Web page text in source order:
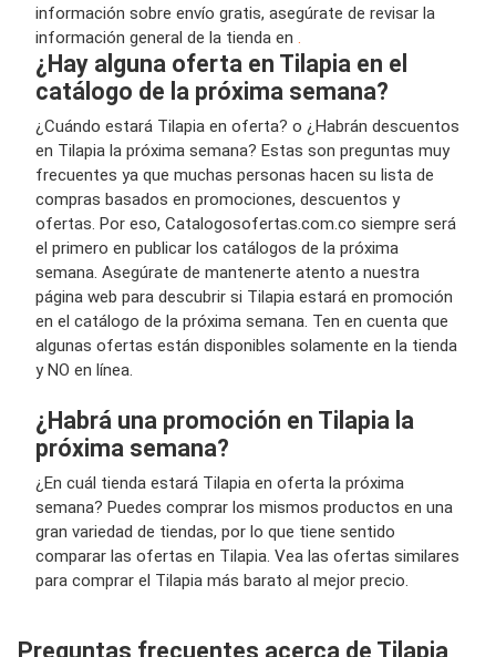
información sobre envío gratis, asegúrate de revisar la
información general de la tienda en
¿Hay alguna oferta en Tilapia en el
catálogo de la próxima semana?
¿Cuándo estará Tilapia en oferta? o ¿Habrán descuentos
en Tilapia la próxima semana? Estas son preguntas muy
frecuentes ya que muchas personas hacen su lista de
compras basados en promociones, descuentos y
ofertas. Por eso, Catalogosofertas.com.co siempre será
el primero en publicar los catálogos de la próxima
semana. Asegúrate de mantenerte atento a nuestra
página web para descubrir si Tilapia estará en promoción
en el catálogo de la próxima semana. Ten en cuenta que
algunas ofertas están disponibles solamente en la tienda
y NO en línea.
¿Habrá una promoción en Tilapia la
próxima semana?
¿En cuál tienda estará Tilapia en oferta la próxima
semana? Puedes comprar los mismos productos en una
gran variedad de tiendas, por lo que tiene sentido
comparar las ofertas en Tilapia. Vea las ofertas similares
para comprar el Tilapia más barato al mejor precio.
Preguntas frecuentes acerca de Tilapia